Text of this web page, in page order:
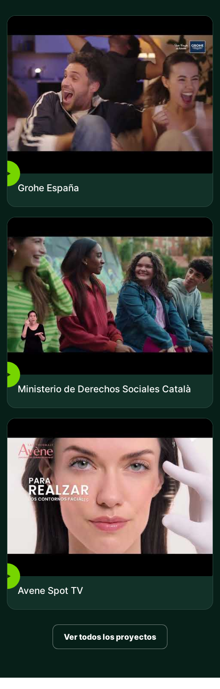
▶
Grohe España
▶
Ministerio de Derechos Sociales Català
▶
Avene Spot TV
Ver todos los proyectos